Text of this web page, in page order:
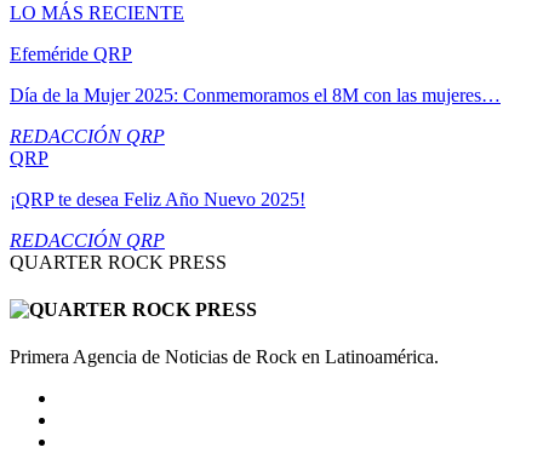
LO MÁS RECIENTE
Efeméride QRP
Día de la Mujer 2025: Conmemoramos el 8M con las mujeres…
REDACCIÓN QRP
QRP
¡QRP te desea Feliz Año Nuevo 2025!
REDACCIÓN QRP
QUARTER ROCK PRESS
Primera Agencia de Noticias de Rock en Latinoamérica.